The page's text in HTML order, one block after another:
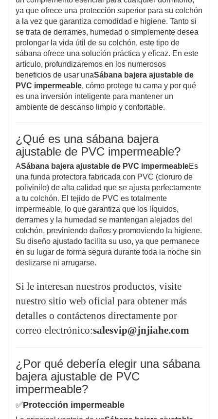
mayor comodidad, funciona como una sábana
ajustable. Estírelo sobre su colchón, asegúrelo
en las cuatro esquinas y disfrute de una
protección sin complicaciones.
5. Ajuste seguro y ceñido:Con un diseño
totalmente elástico, esta funda de colchón se
mantiene firmemente en su lugar gracias a sus
bolsillos profundos que se ajustan
resbale o se mueva durante toda la noche.
Si le interesan nuestros productos, visite
nuestro sitio web oficial para obtener más
detalles o contáctenos directamente por
correo electrónico:salesvip@jnjiahe.com
ya que ofrece una protección superior para su colchón
a la vez que garantiza comodidad e higiene. Tanto si
se trata de derrames, humedad o simplemente desea
prolongar la vida útil de su colchón, este tipo de
sábana ofrece una solución práctica y eficaz. En este
artículo, profundizaremos en los numerosos
beneficios de usar unaSábana bajera ajustable de
PVC impermeable, cómo protege tu cama y por qué
es una inversión inteligente para mantener un
ambiente de descanso limpio y confortable.
¿Qué es una sábana bajera
ajustable de PVC impermeable?
ASábana bajera ajustable de PVC impermeableEs
una funda protectora fabricada con PVC (cloruro de
polivinilo) de alta calidad que se ajusta perfectamente
a tu colchón. El tejido de PVC es totalmente
impermeable, lo que garantiza que los líquidos,
derrames y la humedad se mantengan alejados del
colchón, previniendo daños y promoviendo la higiene.
Su diseño ajustado facilita su uso, ya que permanece
en su lugar de forma segura durante toda la noche sin
deslizarse ni arrugarse.
Si le interesan nuestros productos, visite
nuestro sitio web oficial para obtener más
detalles o contáctenos directamente por
correo electrónico:salesvip@jnjiahe.com
¿Por qué debería elegir una sábana
bajera ajustable de PVC
impermeable?
✅Protección impermeable